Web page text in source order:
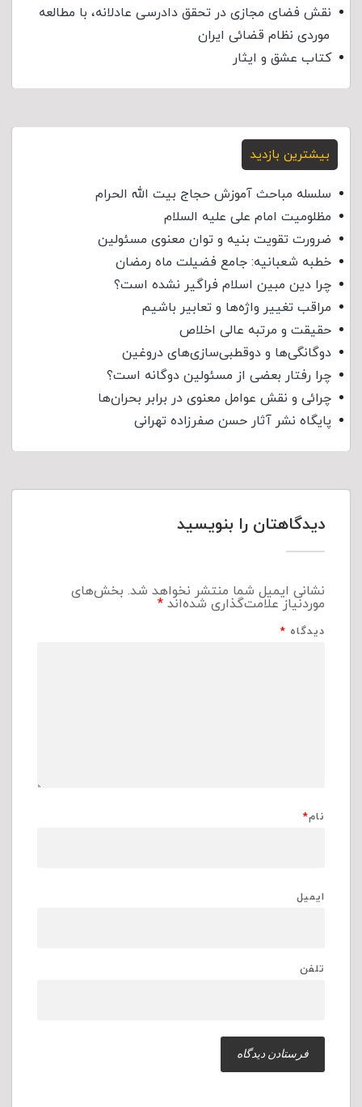
نقش فضای مجازی در تحقق دادرسی عادلانه، با مطالعه
موردی نظام قضائی ایران
کتاب عشق و ایثار
بیشترین بازدید
سلسله مباحث آموزش حجاج بیت الله الحرام
مظلومیت امام علی علیه السلام
ضرورت تقویت بنیه و توان معنوی مسئولین
خطبه شعبانیه: جامع فضیلت ماه رمضان
چرا دین مبین اسلام فراگیر نشده است؟
مراقب تغییر واژه‌ها و تعابیر باشیم
حقیقت و مرتبه عالی اخلاص
دوگانگی‌ها و دوقطبی‌سازی‌های دروغین
چرا رفتار بعضی از مسئولین دوگانه است؟
چرائی و نقش عوامل معنوی در برابر بحران‌ها
پایگاه نشر آثار حسن صفرزاده تهرانی
دیدگاهتان را بنویسید
نشانی ایمیل شما منتشر نخواهد شد. بخش‌های
موردنیاز علامت‌گذاری شده‌اند*
دیدگاه *
نام*
ایمیل
تلفن